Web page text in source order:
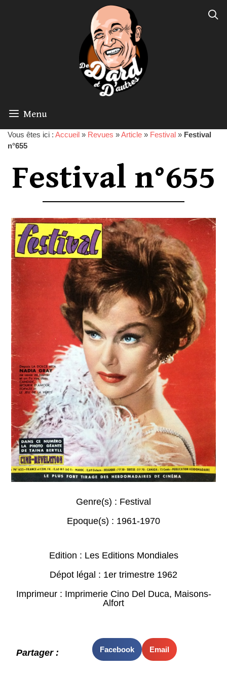
Menu
Vous êtes ici : Accueil » Revues »Article » Festival » Festival
n°655
Festival n°655
Genre(s) : Festival
Epoque(s) : 1961-1970
Edition : Les Editions Mondiales
Dépot légal : 1er trimestre 1962
Imprimeur : Imprimerie Cino Del Duca, Maisons-
Alfort
Partager : Facebook Email